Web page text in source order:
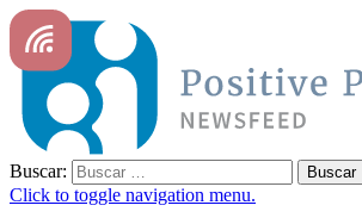
Buscar:
Click to toggle navigation menu.